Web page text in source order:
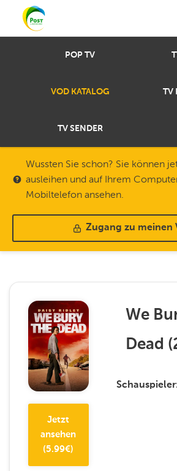
POP TV
VOD KATALOG TV
TV SENDER
Wussten Sie schon? Sie können
ausleihen und auf Ihrem
Mobiltelefon ansehen.
Zugang zu meinen
Jetzt
ansehen
(5.99€)
We
Dead (
Schauspieler